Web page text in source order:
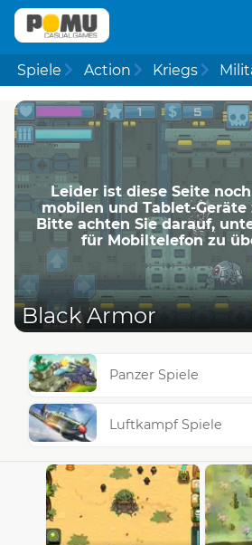
Spiele Action Kriegs
Leider ist diese Seite
mobilen und Tablet-Geräte
Bitte achten Sie darauf,
für Mobiltelefon zu
Black Armor
Panzer Spiele
Luftkampf Spiele